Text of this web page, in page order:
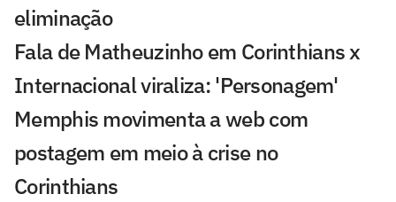
eliminação
Fala de Matheuzinho em Corinthians x
Internacional viraliza: 'Personagem'
Memphis movimenta a web com
postagem em meio à crise no
Corinthians